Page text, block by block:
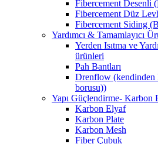
Fibercement Desenli
Fibercement Düz
Fibercement Siding
Yardımcı & Tamamlayıcı
Yerden Isıtma ve
ürünleri
Pah Bantları
Drenflow (kendinden
borusu))
Yapı Güçlendirme- Karbon
Karbon Elyaf
Karbon Plate
Karbon Mesh
Fiber Çubuk